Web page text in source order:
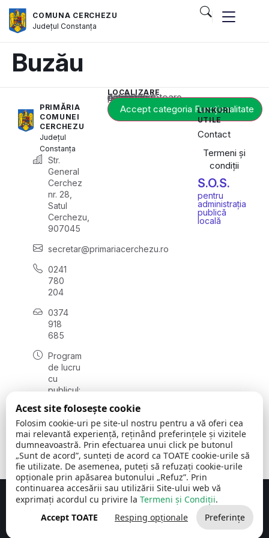
COMUNA CERCHEZU
JudețulConstanța
Buzău
PRIMĂRIA
COMUNEI
CERCHEZU
Județul
Constanța
Str.
General
Cerchez
nr. 28,
Satul
Cerchezu,
907045
secretar@primariacerchezu.ro
0241
780
204
0374
918
685
Program
de lucru
cu
publicul:
08:00 -
16:30
, vineri:
08:00 -
14:00
LOCALIZARE
Acest conținut este blocat până când acceptați categoria corespunzătoare de cookie-uri.
Accept categoria Funcționalitate
LINKURI
UTILE
Contact
Termeni și
condiții
S.O.S.
pentru
administrația
publică
locală
Comuna Cerchezu © 2026Toate drepturile rezervate
Concept realizat de Big Media Relații Publice SRL
Acest site folosește cookie
Folosim cookie-uri pe site-ul nostru pentru a vă oferi cea
mai relevantă experiență, reținând preferințele și vizitele
dumneavoastră. Prin efectuarea unui click pe butonul
„Sunt de acord”, sunteți de acord ca TOATE cookie-urile să
fie utilizate. De asemenea, puteți să refuzați cookie-urile
opționale prin apăsarea butonului „Refuz”. Prin
continuarea accesării sau utilizării Site-ului web vă
exprimați acordul cu privire la Termeni și Condiții.
Accept TOATE
Resping opționale Preferințe